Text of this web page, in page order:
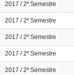
2017 / 2º Semestre
2017 / 2º Semestre
2017 / 2º Semestre
2017 / 2º Semestre
2017 / 2º Semestre